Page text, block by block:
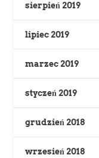
sierpień 2019
lipiec 2019
marzec 2019
styczeń 2019
grudzień 2018
wrzesień 2018